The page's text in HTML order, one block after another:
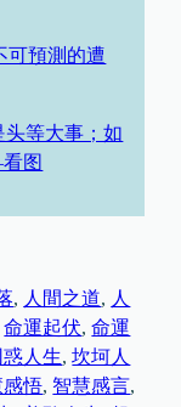
可預測的遭
头等大事；如
图
, 人間之道, 人
命運起伏, 命運
惑人生, 坎坷人
感悟, 智慧感言